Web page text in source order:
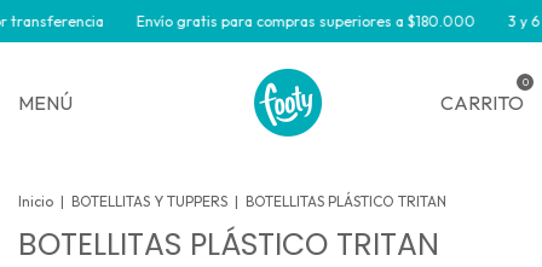
Envío gratis para compras superiores a $180.000 3 y 6
MENÚ CARRITO
0
Inicio | BOTELLITAS Y TUPPERS | BOTELLITAS PLÁSTICO TRITAN
BOTELLITAS PLÁSTICO TRITAN